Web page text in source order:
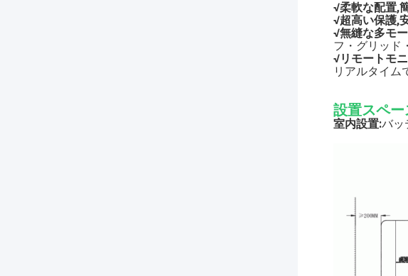
√柔軟な配置,
√超高い保護,
√無縫な多モ
フ・グリッド
√リモートモ
リアルタイム
設置スペー
室内設置:バッ